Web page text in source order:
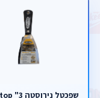
שפכטל נירוסטה 3" GSFixtop